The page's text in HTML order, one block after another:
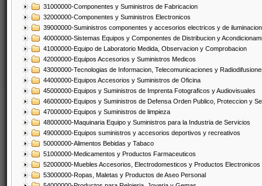
31000000-Componentes y Suministros de Fabricacion
32000000-Componentes y Suministros Electronicos
39000000-Suministros componentes y accesorios electricos y de iluminacion
40000000-Sistemas Equipos y Componentes de Distribucion y
41000000-Equipo de Laboratorio Medida, Observacion y Comprobacion
42000000-Equipos Accesorios y Suministros Medicos
43000000-Tecnologias de Informacion, Telecomunicaciones y
44000000-Equipos Accesorios y Suministros de Oficina
45000000-Equipos y Suministros de Imprenta Fotograficos y Audiovisuales
46000000-Equipos y Suministros de Defensa Orden Publico, Proteccion y
47000000-Equipos y Suministros de limpieza
48000000-Maquinaria Equipo y Suministros para la Industria de Servicios
49000000-Equipos suministros y accesorios deportivos y recreativos
50000000-Alimentos Bebidas y Tabaco
51000000-Medicamentos y Productos Farmaceuticos
52000000-Muebles Accesorios, Electrodomesticos y Productos Electronicos
53000000-Ropas, Maletas y Productos de Aseo Personal